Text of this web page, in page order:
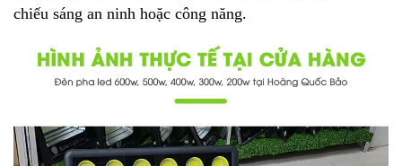
chiếu sáng an ninh hoặc công năng.